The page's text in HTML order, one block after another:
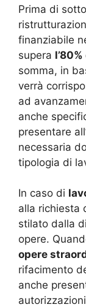
Prima di
finanziabile
supera
somma, in
verrà
ad
anche
presentare
necessaria
tipologia di
In caso di
alla richiesta
stilato dalla
opere.
opere
rifacimento
anche